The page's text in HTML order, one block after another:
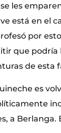
les
está en el
por
que podría
de esta
es
a Berlanga.